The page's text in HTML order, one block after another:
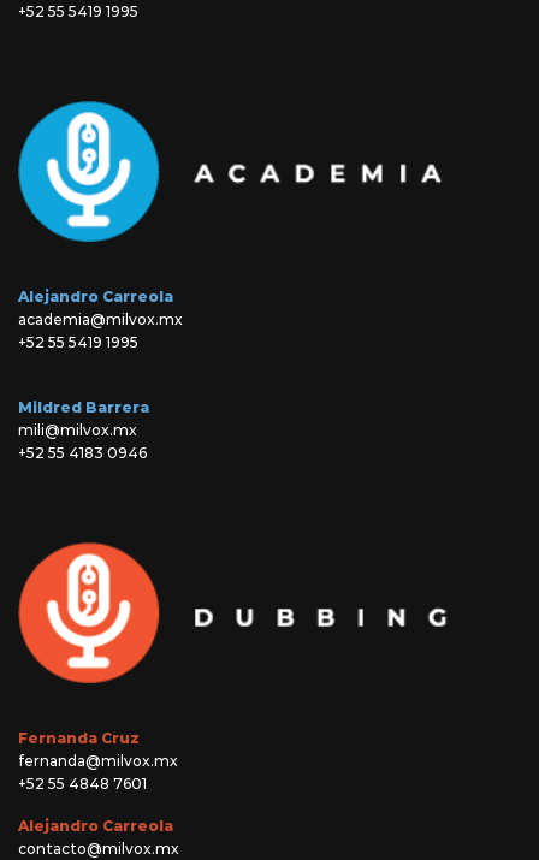
+52 55 5419 1995
Alejandro Carreola
academia@milvox.mx
+52 55 5419 1995
Mildred Barrera
mili@milvox.mx
+52 55 4183 0946
Fernanda Cruz
fernanda@milvox.mx
+52 55 4848 7601
Alejandro Carreola
contacto@milvox.mx